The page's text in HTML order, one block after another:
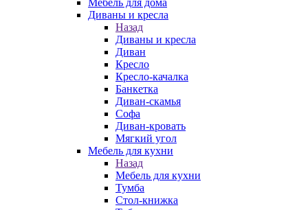
Мебель для дома
Диваны и кресла
Назад
Диваны и кресла
Диван
Кресло
Кресло-качалка
Банкетка
Диван-скамья
Софа
Диван-кровать
Мягкий угол
Мебель для кухни
Назад
Мебель для кухни
Тумба
Стол-книжка